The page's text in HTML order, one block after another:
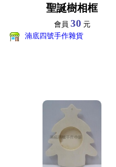
聖誕樹相框
會員 30 元
湳底四號手作雜貨